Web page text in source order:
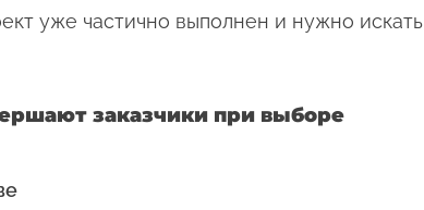
уже частично выполнен и нужно искать
заказчики при выборе